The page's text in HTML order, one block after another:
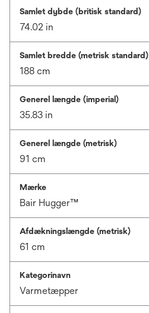
Samlet dybde (britisk standard)
74.02 in
Samlet bredde (metrisk standard)
188 cm
Generel længde (imperial)
35.83 in
Generel længde (metrisk)
91 cm
Mærke
Bair Hugger™
Afdækningslængde (metrisk)
61 cm
Kategorinavn
Varmetæpper